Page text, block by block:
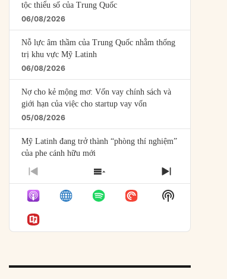
số 700 tỷ USD gây hiểu lầm”
tộc thiểu số của Trung Quốc
06/08/2026
Nỗ lực âm thầm của Trung Quốc nhằm thống
trị khu vực Mỹ Latinh
06/08/2026
Nợ cho kẻ mộng mơ: Vốn vay chính sách và
giới hạn của việc cho startup vay vốn
05/08/2026
Mỹ Latinh đang trở thành “phòng thí nghiệm”
của phe cánh hữu mới
04/08/2026
Tại sao Trung Quốc phủ nhận cuộc gặp với
Ngoại trưởng Nhật Bản?
04/08/2026
03/08/2026
PREVIOUS
EPISODE
SHOW
EPISODES
LIST
NEXT
EPISODE
Show
Podcast